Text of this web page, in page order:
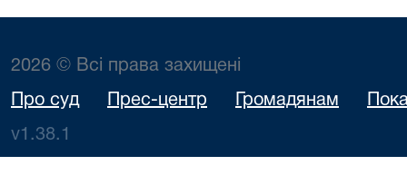
2026 © Всі права захищені
Про суд Прес-центр Громадянам
v1.38.1